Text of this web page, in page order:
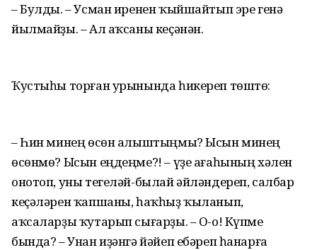
– Булды. – Усман иренен ҡыйшайтып эре генә
йылмайҙы. – Ал аҡсаны кеҫәнән.
Ҡустыһы торған урынында һикереп төштө:
– Һин минең өсөн алыштыңмы? Ысын минең
өсөнмө? Ысын еңдеңме?! – үҙе ағаһының хәлен
онотоп, уны тегеләй-былай әйләндереп, салбар
кеҫәләрен ҡапшаны, һаҡһыҙ ҡыланып,
аҡсаларҙы ҡутарып сығарҙы. – О-о! Күпме
бында? – Унан иҙәнгә йәйеп ебәреп һанарға